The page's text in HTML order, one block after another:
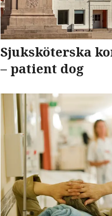
Sjuksköterska
– patient dog